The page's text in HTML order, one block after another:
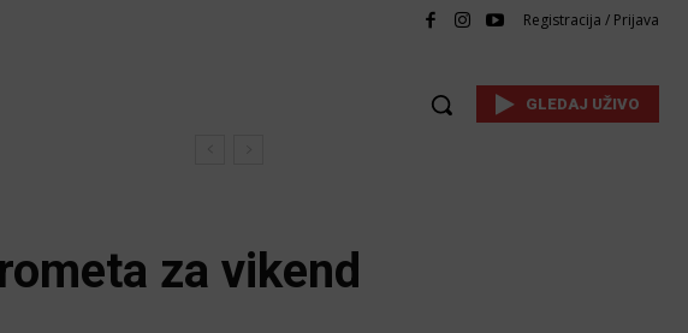
Registracija / Prijava
GLEDAJ UŽIVO
za vikend